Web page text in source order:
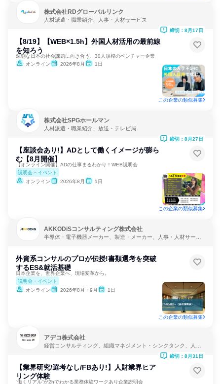
株式会社RDグローバルリンク
人材派遣・職業紹介、人事・人材サービス
【8/19】【WEB×1.5h】外国人材活用の最前線
を知ろう
深刻な日本の社会課題に向き合う、30人規模のベンチャー企業
オンライン
2026年8月 1日
締切：8月17日
この企業の類似募集
株式会社SPGホールマン
人材派遣・職業紹介、放送・テレビ局
【座談会あり!】ADとして働くイメージが膨ら
む【8月開催】
【オンライン開催】ADの仕事まるわかり！WEB説明会
説明会・イベント
オンライン
2026年8月 1日
締切：8月27日
この企業の類似募集
AKKODiSコンサルティング株式会社
半導体・電子機器メーカー、製造・メーカー、人事・人材サービ
外資系コンサルのプロが伝授!書類選考を突破
するES&就活基礎
日本企業を、世界企業へ、現場変革から。
説明会・イベント
オンライン
2026年8月・9月 1日
この企業の類似募集
アデコ株式会社
経営コンサルティング、組織マネジメント・シンクタンク、人
【業界研究/選考なし/FBあり!】人財業界ヒア
リング体験
“働くリアル”が2hでわかる業務体験ワークあり企業説明会
締切：8月31日